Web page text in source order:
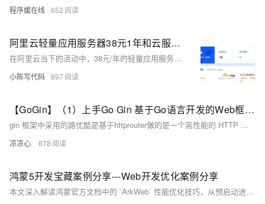
程序媛在线 652
阿里云轻量应用服务器38元1年和云服务器99元1年怎么选？二者性能区别及选择参考
在阿里云当下的活动中，38元/年的轻量应用服务器与99元/年的云服务器ECS成为众多新用户的关注焦点。但是有部分用户并不是很清楚二者之间的区别，因此就不知道应该如何选择。接下来，笔者将为您详细剖析ECS云服务器与轻量应用服务器的差异，以供您参考和选择。
小陈写代码 897
【GoGin】（1）上手Go Gin 基于Go语言开发的Web框架，本文介绍了各种路由的配置信息；包含各场景下请求参数的基本传入接收
gin 框架中采用的路优酷是基于httprouter做的是一个高性能的 HTTP 请求路由器，适用于 Go 语言。它的设计目标是提供高效的路由匹配和低内存占用，特别适合需要高性能和简单路由的应用场景。
凉凉心. 678
鸿蒙5开发宝藏案例分享---Web开发优化案例分享
本文深入解读鸿蒙官方文档中的 `ArkWeb` 性能优化技巧，从预启动进程到预渲染，涵盖预下载、预连接、预取POST等八大优化策略。通过代码示例详解如何提升Web页面加载速度，助你打造流畅的HarmonyOS应用体验。内容实用，按需选用，让H5页面快到飞起！